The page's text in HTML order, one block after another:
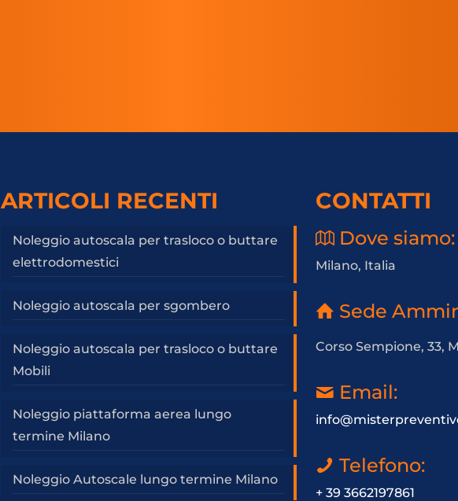
ARTICOLI RECENTI
Noleggio autoscala per trasloco o buttare
elettrodomestici
Noleggio autoscala per sgombero
Noleggio autoscala per trasloco o buttare
Mobili
Noleggio piattaforma aerea lungo
termine Milano
Noleggio Autoscale lungo termine Milano
CONTATTI
Dove siamo:
Milano, Italia
Sede
Corso Sempione, 33,
Email:
Telefono:
+ 39 3662197861